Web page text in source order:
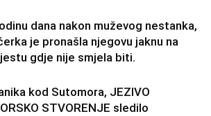
dana nakon muževog nestanka,
je pronašla njegovu jaknu na
gdje nije smjela biti.
kod Sutomora, JEZIVO
STVORENJE sledilo